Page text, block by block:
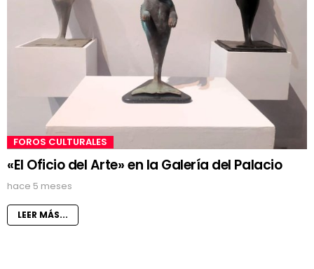
FOROS CULTURALES
«El Oficio del Arte» en la Galería del Palacio
hace 5 meses
LEER MÁS...